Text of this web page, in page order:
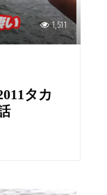
1,511
タカ